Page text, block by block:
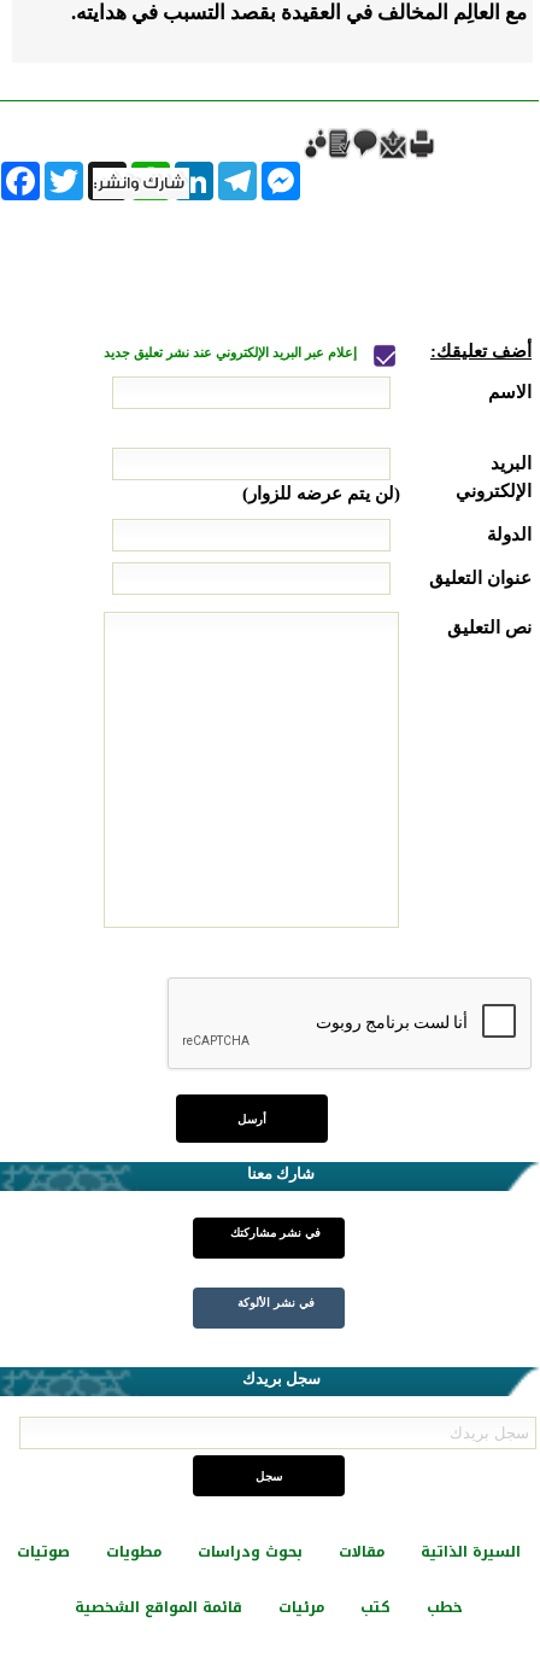
مع العالِم المخالف في العقيدة بقصد التسبب في هدايته.
Twitter X
WhatsAppLinkedInTelegram
Messenger
أضف تعليقك: إعلام عبر البريد الإلكتروني عند نشر تعليق جديد
الاسم
البريد
الإلكتروني
(لن يتم عرضه للزوار)
الدولة
عنوان التعليق
نص التعليق
شارك معنا
في نشر مشاركتك
في نشر الألوكة
سجل بريدك
السيرة الذاتية مقالات بحوث ودراسات مطويات صوتيات
خطب كتب مرئيات قائمة المواقع الشخصية